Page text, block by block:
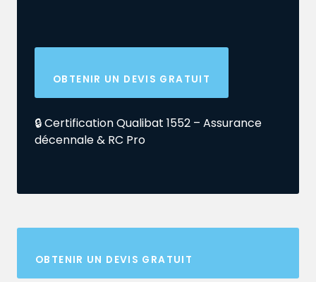
OBTENIR UN DEVIS GRATUIT
🔒 Certification Qualibat 1552 – Assurance
décennale & RC Pro
OBTENIR UN DEVIS GRATUIT